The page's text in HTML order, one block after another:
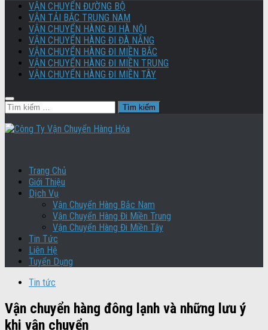
VẬN CHUYỂN ĐƯỜNG BỘ
VẬN TẢI BẮC TRUNG NAM
VẬN CHUYỂN HÀNG ĐI HÀ NỘI
VẬN CHUYỂN HÀNG ĐI ĐÀ NẴNG
VẬN CHUYỂN HÀNG ĐI MIỀN BẮC
VẬN CHUYỂN HÀNG ĐI MIỀN TRUNG
VẬN CHUYỂN HÀNG ĐI MIỀN TÂY
Tìm
kiếm
cho:
Trang Chủ
Giới Thiệu
Dịch Vụ
Vận Chuyển Hàng Bắc Nam
Vận Chuyển Hàng Đi Miền Trung
Vận Chuyển Hàng Đi Miền Tây
Tin Tức
Liên Hệ
Tuyển Dụng
Tin tức
Vận chuyển hàng đông lạnh và những lưu ý
khi vận chuyển